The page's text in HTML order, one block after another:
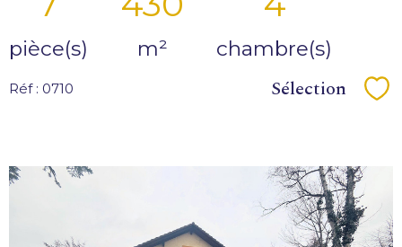
pièce(s) m² chambre(s)
Réf : 0710 Sélection